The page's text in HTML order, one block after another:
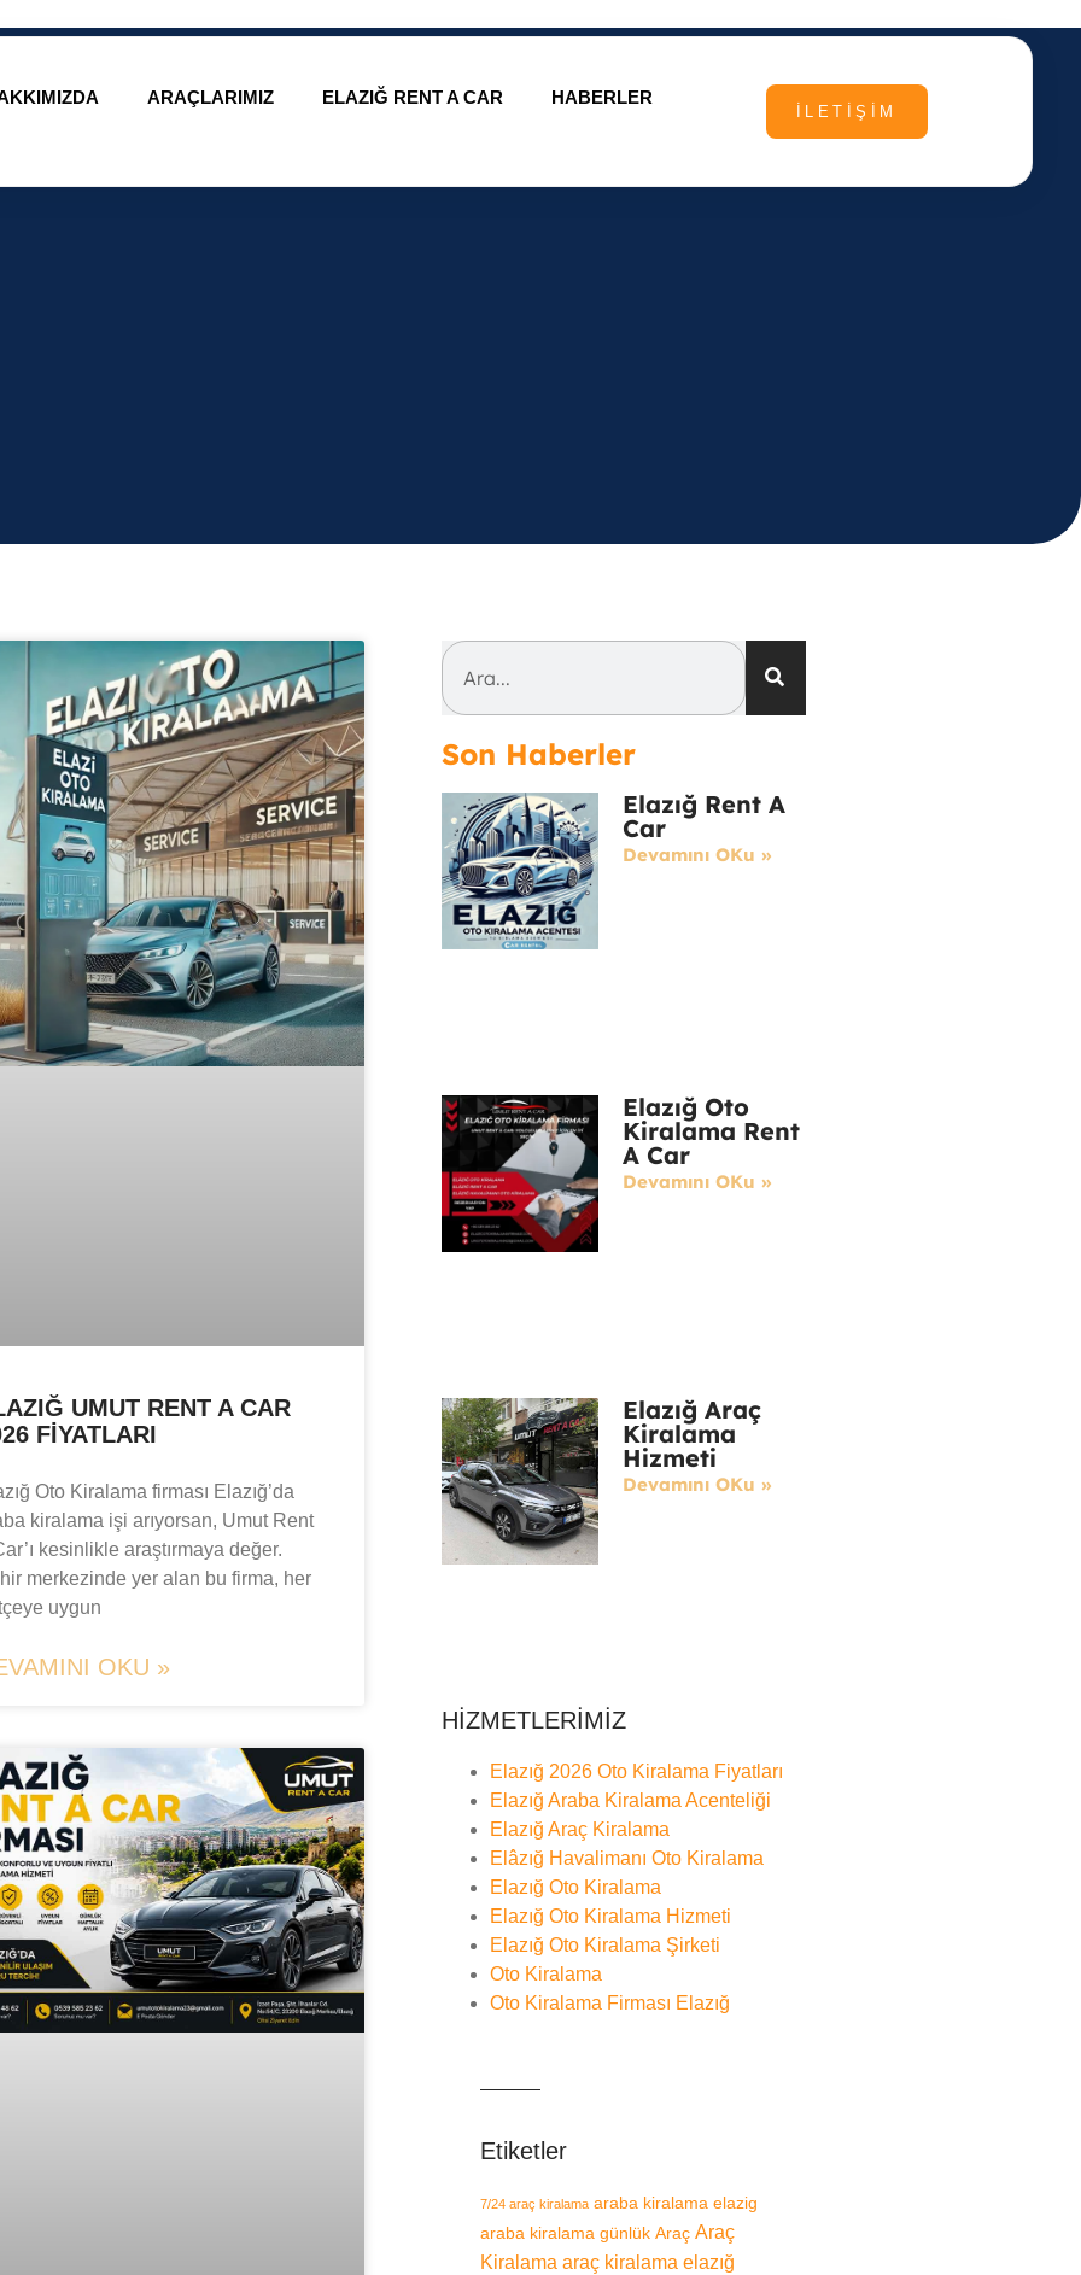
ARAÇLARIMIZ ELAZIĞ RENT A CAR HABERLER
İLETIŞIM
UMUT RENT A CAR
FIYATLARI
Oto Kiralama firması Elazığ’da
kiralama işi arıyorsan, Umut Rent
kesinlikle araştırmaya değer.
merkezinde yer alan bu firma, her
uygun
OKU »
Son Haberler
Elazığ Rent A
Car
Devamını OKu »
Elazığ Oto
Kiralama Rent
A Car
Devamını OKu »
Elazığ Araç
Kiralama
Hizmeti
Devamını OKu »
HİZMETLERİMİZ
Elazığ 2026 Oto Kiralama Fiyatları
Elazığ Araba Kiralama Acenteliği
Elazığ Araç Kiralama
Elâzığ Havalimanı Oto Kiralama
Elazığ Oto Kiralama
Elazığ Oto Kiralama Hizmeti
Elazığ Oto Kiralama Şirketi
Oto Kiralama
Oto Kiralama Firması Elazığ
Etiketler
7/24 araç kiralama araba kiralama elazig
araba kiralama günlük Araç Araç
Kiralama araç kiralama elazığ